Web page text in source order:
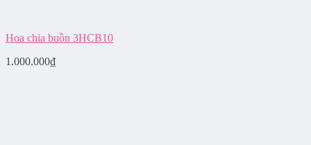
Hoa chia buồn 3HCB10
1.000.000₫